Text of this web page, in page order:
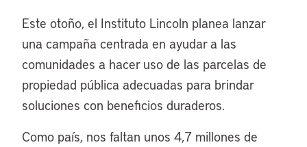
Este otoño, el Instituto Lincoln planea lanzar
una campaña centrada en ayudar a las
comunidades a hacer uso de las parcelas de
propiedad pública adecuadas para brindar
soluciones con beneficios duraderos.
Como país, nos faltan unos 4,7 millones de